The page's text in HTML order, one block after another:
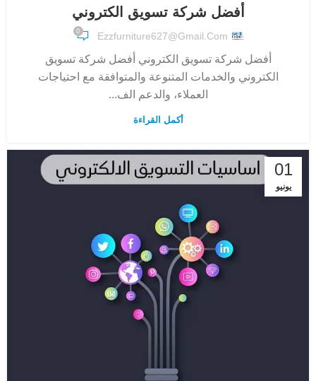
أفضل شركة تسويق الكتروني
Ezzfurniture627@gmail.com
0
أفضل شركة تسويق الكتروني أفضل شركة تسويق
الكتروني والخدمات المتنوعة والمتوافقة مع احتياجات
العملاء، والدعم الف...
أكمل القراءة
01
يونيو